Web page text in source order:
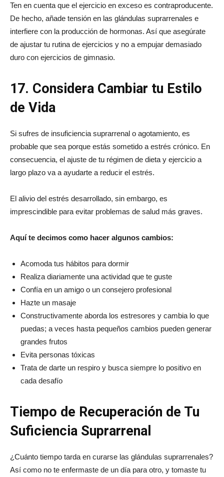
Ten en cuenta que el ejercicio en exceso es contraproducente.
De hecho, añade tensión en las glándulas suprarrenales e
interfiere con la producción de hormonas. Así que asegúrate
de ajustar tu rutina de ejercicios y no a empujar demasiado
duro con ejercicios de gimnasio.
17. Considera Cambiar tu Estilo
de Vida
Si sufres de insuficiencia suprarrenal o agotamiento, es
probable que sea porque estás sometido a estrés crónico. En
consecuencia, el ajuste de tu régimen de dieta y ejercicio a
largo plazo va a ayudarte a reducir el estrés.
El alivio del estrés desarrollado, sin embargo, es
imprescindible para evitar problemas de salud más graves.
Aquí te decimos como hacer algunos cambios:
Acomoda tus hábitos para dormir
Realiza diariamente una actividad que te guste
Confía en un amigo o un consejero profesional
Hazte un masaje
Constructivamente aborda los estresores y cambia lo que
puedas; a veces hasta pequeños cambios pueden generar
grandes frutos
Evita personas tóxicas
Trata de darte un respiro y busca siempre lo positivo en
cada desafío
Tiempo de Recuperación de Tu
Suficiencia Suprarrenal
¿Cuánto tiempo tarda en curarse las glándulas suprarrenales?
Así como no te enfermaste de un día para otro, y tomaste tu